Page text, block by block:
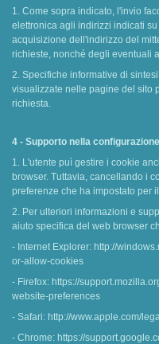
1. Come sopra indicato, l'invio
elettronica agli indirizzi indicati
acquisizione dell'indirizzo del
richieste, nonché degli eventuali
2. Specifiche informative di
visualizzate nelle pagine del sito
richiesta.
4 - Supporto nella
1. L'utente puì gestire i cookie
browser. Tuttavia, cancellando i
preferenze che ha impostato per
2. Per ulteriori informazioni e
aiuto specifica del web browser
- Internet Explorer: http://
or-allow-cookies
- Firefox: https://
website-preferences
- Safari: http://www.apple.com/
- Chrome: https://